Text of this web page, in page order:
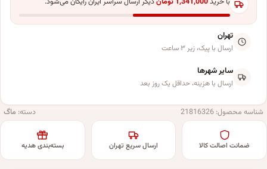
تهران
ارسال با پیک، زیر ۳ ساعت
سایر شهرها
ارسال با هزینه، حداقل یک روز بعد
شناسه محصول: 21816326 دسته: ماگ
ضمانت اصالت کالا ارسال سریع تهران بسته‌بندی هدیه